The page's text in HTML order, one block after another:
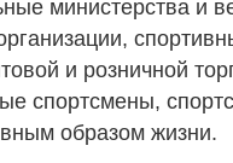
министерства и
и розничной
спортсмены,
образом жизни.